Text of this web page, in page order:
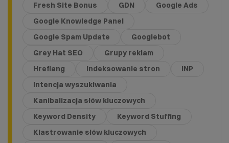
Fresh Site Bonus
GDN
Google Ads
Google Knowledge Panel
Google Spam Update
Googlebot
Grey Hat SEO
Grupy reklam
Hreflang
Indeksowanie stron
INP
Intencja wyszukiwania
Kanibalizacja słów kluczowych
Keyword Density
Keyword Stuffing
Klastrowanie słów kluczowych